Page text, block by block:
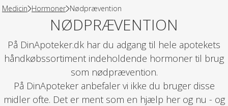
Medicin Hormoner Nødprævention
NØDPRÆVENTION
På DinApoteker.dk har du adgang til hele apotekets
håndkøbssortiment indeholdende hormoner til brug
som nødprævention.
På DinApoteker anbefaler vi ikke du bruger disse
midler ofte. Det er ment som en hjælp her og nu - og